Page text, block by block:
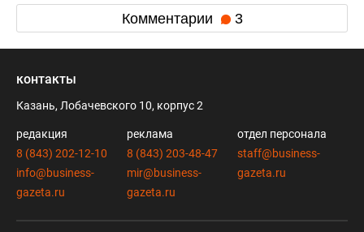
Комментарии 3
контакты
Казань, Лобачевского 10, корпус 2
редакция
8 (843) 202-12-10
info@business-
gazeta.ru
реклама
8 (843) 203-48-47
mir@business-
gazeta.ru
отдел персонала
staff@business-
gazeta.ru